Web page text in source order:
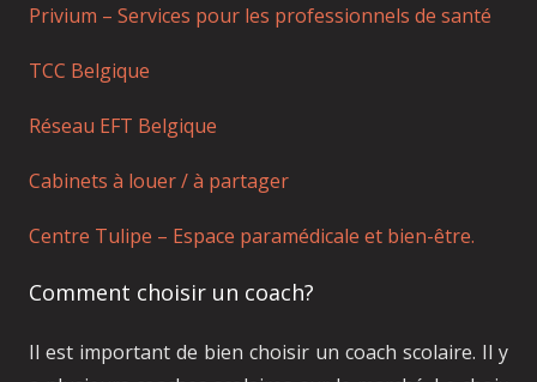
Privium – Services pour les professionnels de santé
TCC Belgique
Réseau EFT Belgique
Cabinets à louer / à partager
Centre Tulipe – Espace paramédicale et bien-être.
Comment choisir un coach?
Il est important de bien choisir un coach scolaire. Il y